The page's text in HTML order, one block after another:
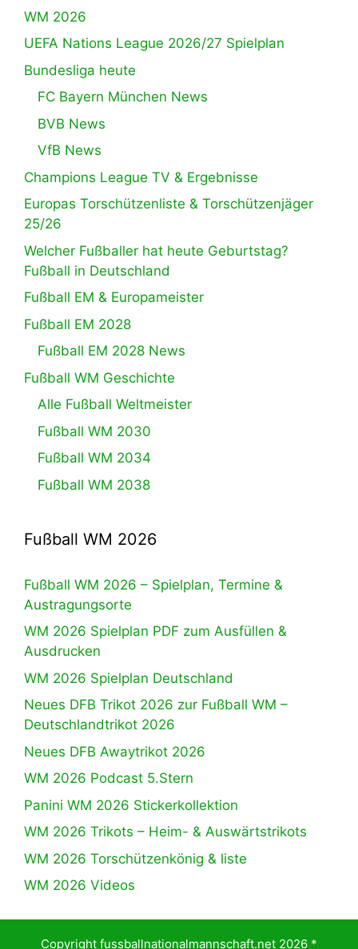
WM 2026
UEFA Nations League 2026/27 Spielplan
Bundesliga heute
FC Bayern München News
BVB News
VfB News
Champions League TV & Ergebnisse
Europas Torschützenliste & Torschützenjäger
25/26
Welcher Fußballer hat heute Geburtstag?
Fußball in Deutschland
Fußball EM & Europameister
Fußball EM 2028
Fußball EM 2028 News
Fußball WM Geschichte
Alle Fußball Weltmeister
Fußball WM 2030
Fußball WM 2034
Fußball WM 2038
Fußball WM 2026
Fußball WM 2026 – Spielplan, Termine &
Austragungsorte
WM 2026 Spielplan PDF zum Ausfüllen &
Ausdrucken
WM 2026 Spielplan Deutschland
Neues DFB Trikot 2026 zur Fußball WM –
Deutschlandtrikot 2026
Neues DFB Awaytrikot 2026
WM 2026 Podcast 5.Stern
Panini WM 2026 Stickerkollektion
WM 2026 Trikots – Heim- & Auswärtstrikots
WM 2026 Torschützenkönig & liste
WM 2026 Videos
Copyright fussballnationalmannschaft.net 2026 *